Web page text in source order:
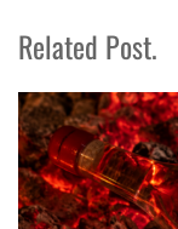
Related Post.